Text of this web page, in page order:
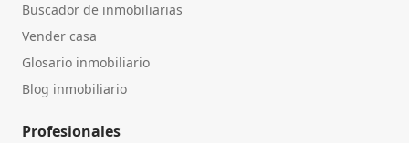
Buscador de inmobiliarias
Vender casa
Glosario inmobiliario
Blog inmobiliario
Profesionales